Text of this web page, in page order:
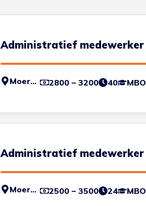
Administratief medewerker
Moerdijk 2800 – 3200 40 MBO
Administratief medewerker
Moerdijk 2500 – 3500 24 MBO